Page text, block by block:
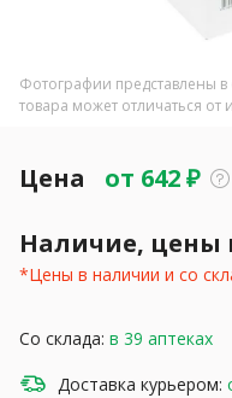
Фотографии представлены
товара может отличаться
Цена от 642₽
Наличие, цены
*Цены в наличии и со
Со склада: в 39 аптеках
Доставка курьером: